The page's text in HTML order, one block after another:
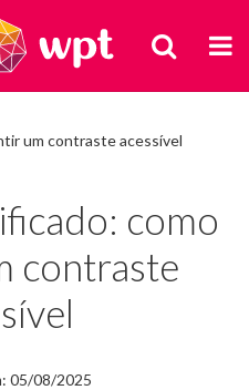
BUSCA
um contraste acessível
como
contraste
05/08/2025